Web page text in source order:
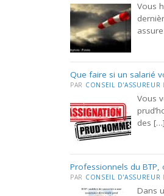
Vous
Que faire si un salarié
PAR CONSEIL D'ASSUREUR
Vous
des […]
Professionnels du
PAR CONSEIL D'ASSUREUR
Dans